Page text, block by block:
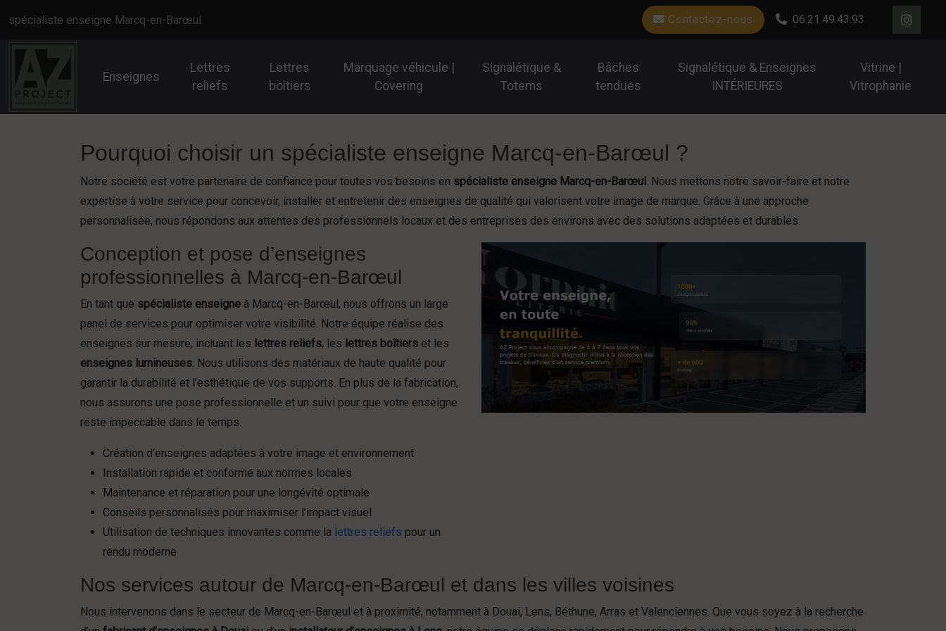
spécialiste enseigne Marcq-en-Barœul Contactez-nous 06.21.49.43.93
Enseignes
Lettres
reliefs
Lettres
boîtiers
Marquage véhicule |
Covering
Signalétique &
Totems
Bâches
tendues
Signalétique & Enseignes
INTÉRIEURES
Vitrine |
Vitrophanie
Pourquoi choisir un spécialiste enseigne Marcq-en-Barœul ?
Notre société est votre partenaire de confiance pour toutes vos besoins en spécialiste enseigne Marcq-en-Barœul . Nous mettons notre savoir-faire et notre
expertise à votre service pour concevoir, installer et entretenir des enseignes de qualité qui valorisent votre image de marque. Grâce à une approche
personnalisée, nous répondons aux attentes des professionnels locaux et des entreprises des environs avec des solutions adaptées et durables.
Conception et pose d’enseignes
professionnelles à Marcq-en-Barœul
En tant que spécialiste enseigne à Marcq-en-Barœul, nous offrons un large
panel de services pour optimiser votre visibilité. Notre équipe réalise des
enseignes sur mesure, incluant les lettres reliefs, les lettres boîtiers et les
enseignes lumineuses. Nous utilisons des matériaux de haute qualité pour
garantir la durabilité et l’esthétique de vos supports. En plus de la fabrication,
nous assurons une pose professionnelle et un suivi pour que votre enseigne
reste impeccable dans le temps.
Création d’enseignes adaptées à votre image et environnement
Installation rapide et conforme aux normes locales
Maintenance et réparation pour une longévité optimale
Conseils personnalisés pour maximiser l’impact visuel
Utilisation de techniques innovantes comme la lettres reliefs pour un
rendu moderne
Nos services autour de Marcq-en-Barœul et dans les villes voisines
Nous intervenons dans le secteur de Marcq-en-Barœul et à proximité, notamment à Douai, Lens, Béthune, Arras et Valenciennes. Que vous soyez à la recherche